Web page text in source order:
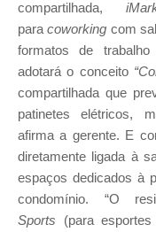
compartilhada,
paracoworking com
formatos de
adotará o conceito
compartilhada que
patinetes elétricos,
afirma a gerente. E
diretamente ligada à
espaços dedicados à
condomínio. “O
Sports (para